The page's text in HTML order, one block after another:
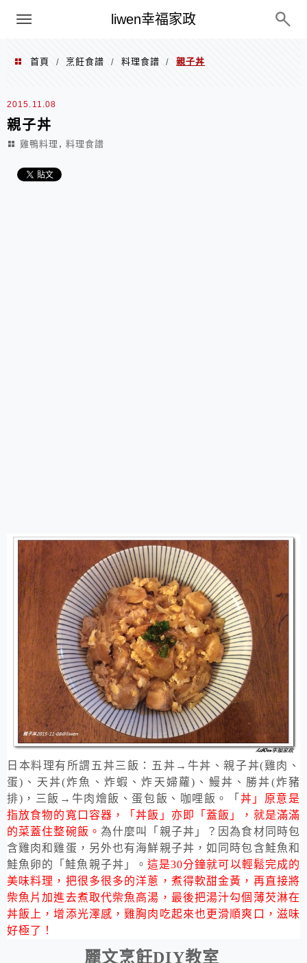
liwen幸福家政
menu
首頁 / 烹飪食譜 / 料理食譜 / 親子丼
2015.11.08
親子丼
雞鴨料理 , 料理食譜
日本料理有所謂五丼三飯：五丼 → 牛丼、親子丼(雞肉、
蛋) 、天丼(炸魚、炸蝦、炸天婦蘿) 、鰻丼、勝丼(炸豬
排) ，三飯 → 牛肉燴飯、蛋包飯、咖哩飯。「 丼」原意是
指放食物的寬口容器，「丼飯」亦即「蓋飯」，就是滿滿
的菜蓋住整碗飯。 為什麼叫「親子丼」？因為食材同時包
含雞肉和雞蛋，另外也有海鮮親子丼，如同時包含鮭魚和
鮭魚卵的「鮭魚親子丼」。 這是30分鐘就可以輕鬆完成的
美味料理，把很多很多的洋蔥，煮得軟甜金黃，再直接將
柴魚片加進去煮取代柴魚高湯，最後把湯汁勾個薄芡淋在
丼飯上，增添光澤感，雞胸肉吃起來也更滑順爽口，滋味
好極了！
麗文烹飪DIY教室